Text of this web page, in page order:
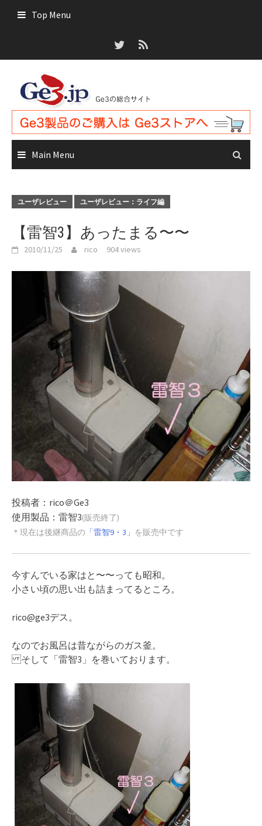
Top Menu
Main Menu
ユーザレビュー ユーザレビュー：ライフ編
【雷智3】あったまる〜〜
2010/11/25 rico 904 views
投稿者： rico＠Ge3
使用製品：雷智3(販売終了)
＊現在は後継商品の 「雷智9・3」 を販売中です
今すんでいる家はと〜〜っても昭和。
小さい頃の思い出も詰まってるところ。
rico@ge3デス。
なのでお風呂は昔ながらのガス釜。
そして「雷智3」を巻いております。